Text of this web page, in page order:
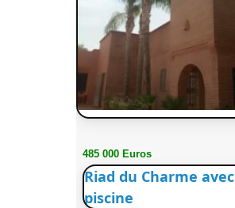
485 000 Euros
Riad du Charme avec
piscine